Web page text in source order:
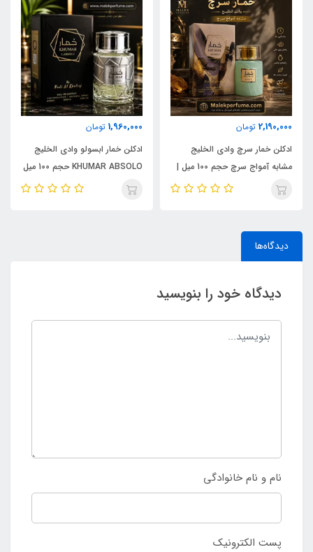
2,190,000 تومان
ادکلن خمار سرچ وادی الخلیج
مشابه آمواج سرچ حجم 100 میل |
KHUMAR Search Eau de
1,960,000 تومان
ادکلن خمار ابسولو وادی الخلیج
KHUMAR ABSOLO حجم 100 میل
| مشابه اورجینال ایو سن لورن مای
دیدگاه‌ها
دیدگاه خود را بنویسید
نام و نام خانوادگی
پست الکترونیک